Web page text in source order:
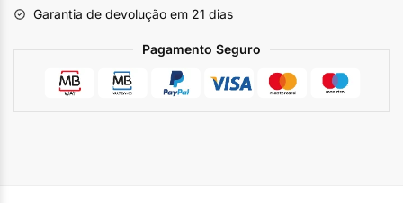
Garantia de devolução em 21 dias
Pagamento Seguro